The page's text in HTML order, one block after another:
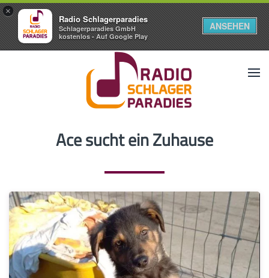
×
Radio Schlagerparadies
Schlagerparadies GmbH
kostenlos - Auf Google Play
ANSEHEN
Ace sucht ein Zuhause